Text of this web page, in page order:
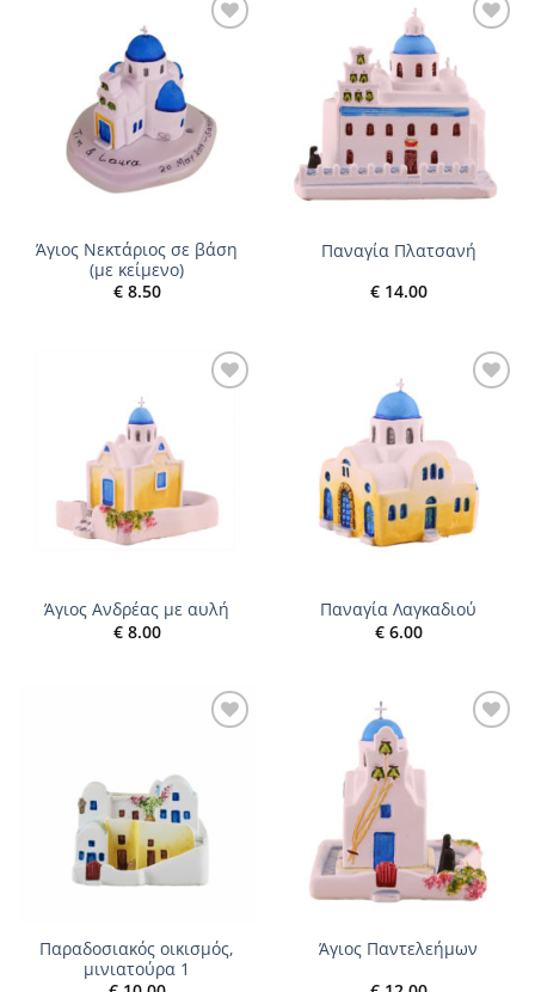
Άγιος Νεκτάριος σε βάση
(με κείμενο)
€8.50
Παναγία Πλατσανή
€14.00
Άγιος Ανδρέας με αυλή
€8.00
Παναγία Λαγκαδιού
€6.00
Παραδοσιακός οικισμός,
μινιατούρα 1
Άγιος Παντελεήμων